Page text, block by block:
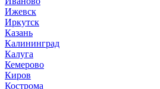
Ижевск
Иркутск
Казань
Калининград
Калуга
Кемерово
Киров
Кострома